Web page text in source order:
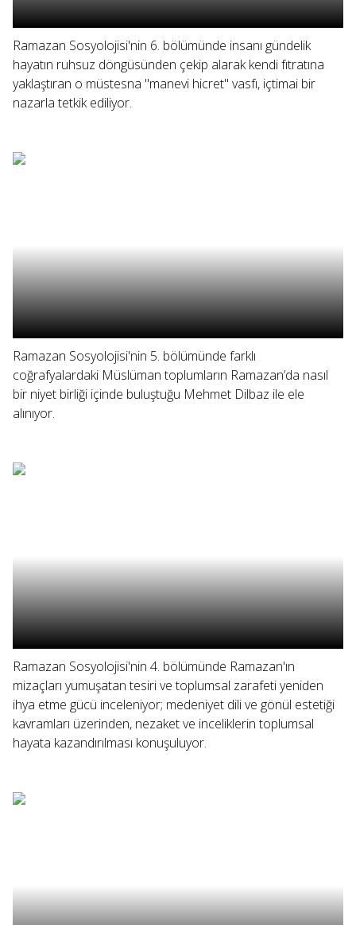
Ramazan Sosyolojisi'nin 6. bölümünde insanı gündelik
hayatın ruhsuz döngüsünden çekip alarak kendi fıtratına
yaklaştıran o müstesna "manevi hicret" vasfı, içtimai bir
nazarla tetkik ediliyor.
Ramazan Sosyolojisi'nin 5. bölümünde farklı
coğrafyalardaki Müslüman toplumların Ramazan’da nasıl
bir niyet birliği içinde buluştuğu Mehmet Dilbaz ile ele
alınıyor.
Ramazan Sosyolojisi'nin 4. bölümünde Ramazan'ın
mizaçları yumuşatan tesiri ve toplumsal zarafeti yeniden
ihya etme gücü inceleniyor; medeniyet dili ve gönül estetiği
kavramları üzerinden, nezaket ve inceliklerin toplumsal
hayata kazandırılması konuşuluyor.